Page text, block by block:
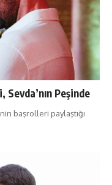
Peşinde
başrolleri paylaştığı